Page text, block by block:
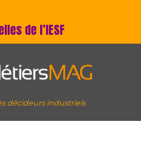
de l’IESF
décideurs industriels